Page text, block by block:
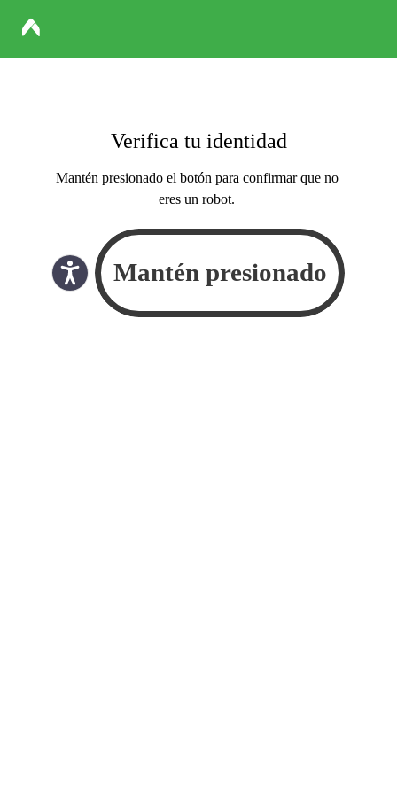
Verifica tu identidad
Mantén presionado el botón para confirmar que no
eres un robot.